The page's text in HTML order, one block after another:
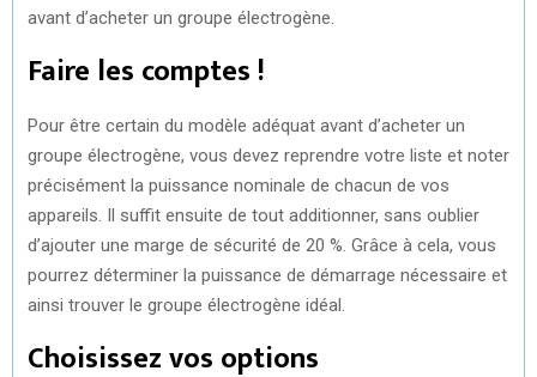
avant d’acheter un groupe électrogène.
Faire les comptes !
Pour être certain du modèle adéquat avant d’acheter un
groupe électrogène, vous devez reprendre votre liste et noter
précisément la puissance nominale de chacun de vos
appareils. Il suffit ensuite de tout additionner, sans oublier
d’ajouter une marge de sécurité de 20 %. Grâce à cela, vous
pourrez déterminer la puissance de démarrage nécessaire et
ainsi trouver le groupe électrogène idéal.
Choisissez vos options